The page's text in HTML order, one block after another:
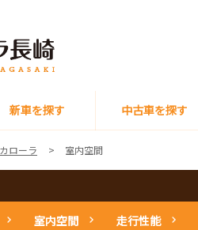
新車を探す 中古車を探す
ローラ 室内空間
室内空間 走行性能